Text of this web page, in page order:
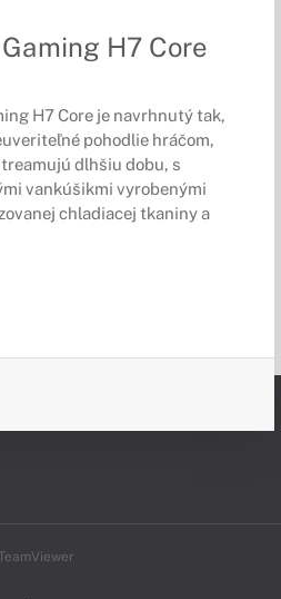
H7 Core
H7 Core je navrhnutý tak,
pohodlie hráčom,
dlhšiu dobu, s
vankúšikmi vyrobenými
chladiacej tkaniny a